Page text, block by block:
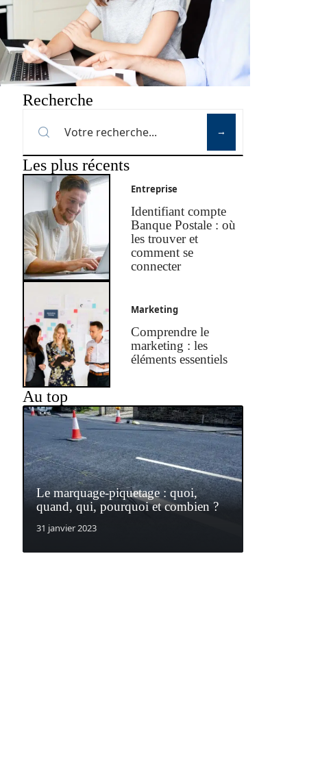
Recherche
Les plus récents
Entreprise
Identifiant compte
Banque Postale : où
les trouver et
comment se
connecter
Marketing
Comprendre le
marketing : les
éléments essentiels
Au top
Le marquage-piquetage : quoi,
quand, qui, pourquoi et combien ?
31 janvier 2023